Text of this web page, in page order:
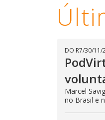
DO R7/30/11/
Marcel
no Brasil e